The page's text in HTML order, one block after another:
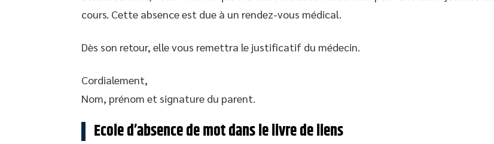
cours. Cette absence est due à un rendez-vous médical.
Dès son retour, elle vous remettra le justificatif du médecin.
Cordialement,
Nom, prénom et signature du parent.
Ecole d’absence de mot dans le livre de liens